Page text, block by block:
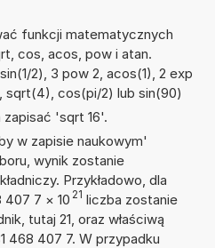
funkcji matematycznych
cos, acos, pow i atan.
2), 3 pow 2, acos(1), 2 exp
sqrt(4), cos(pi/2) lub sin(90)
'sqrt 16'.
w zapisie naukowym'
wynik zostanie
Przykładowo, dla
407 7 × 10 21 liczba zostanie
tutaj 21, oraz właściwą
468 407 7. W przypadku